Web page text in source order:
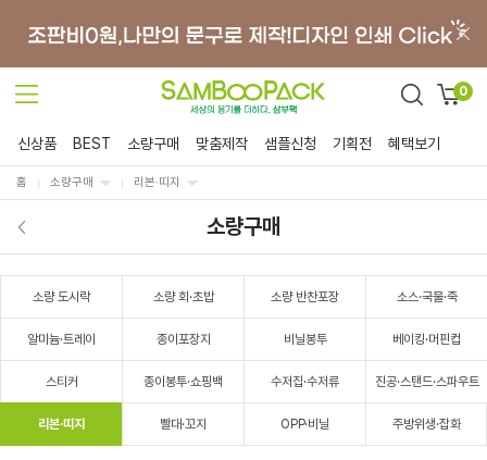
0
신상품 BEST 소량구매 맞춤제작 샘플신청 기획전 혜택보기
홈 소량구매 리본·띠지
소량구매
소량 도시락 소량 회·초밥 소량 반찬포장 소스·국물·죽
알미늄·트레이 종이포장지 비닐봉투 베이킹·머핀컵
스티커 종이봉투·쇼핑백 수저집·수저류 진공·스탠드·스파우트
리본·띠지 빨대·꼬지 OPP·비닐 주방위생·잡화